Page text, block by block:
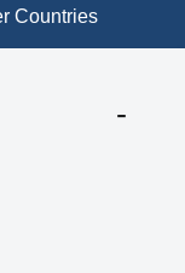
Countries